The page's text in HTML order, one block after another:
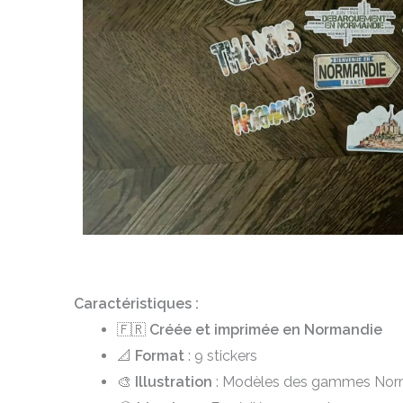
Caractéristiques :
🇫🇷 Créée et imprimée en Normandie
📐 Format : 9 stickers
🎨 Illustration : Modèles des gammes